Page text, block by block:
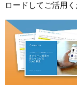
ロードしてご活用く